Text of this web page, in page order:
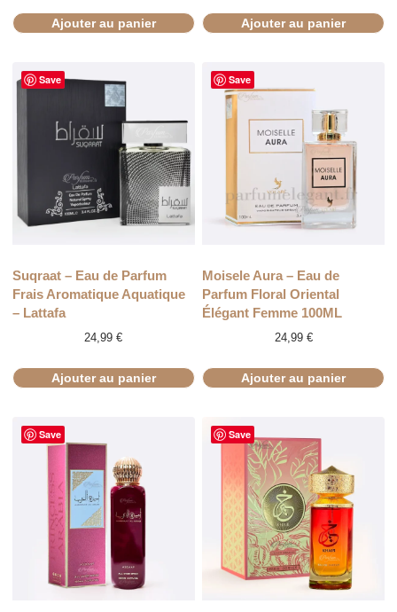
Ajouter au panier Ajouter au panier
Save
Suqraat – Eau de Parfum
Frais Aromatique Aquatique
– Lattafa
24,99€
Ajouter au panier
Save
Moisele Aura – Eau de
Parfum Floral Oriental
Élégant Femme 100ML
24,99 €
Ajouter au panier
Save Save